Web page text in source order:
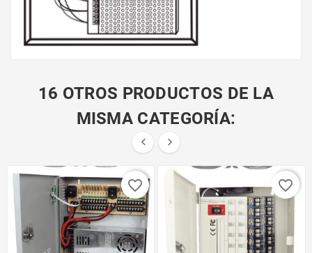
16 OTROS PRODUCTOS DE LA
MISMA CATEGORÍA:
 
favorite_border favorite_border